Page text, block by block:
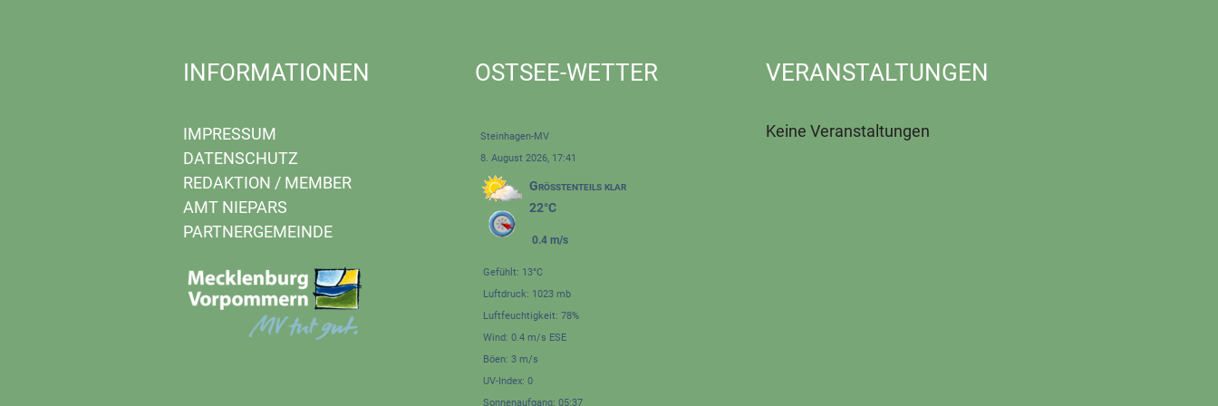
INFORMATIONEN
IMPRESSUM
DATENSCHUTZ
REDAKTION / MEMBER
AMT NIEPARS
PARTNERGEMEINDE
OSTSEE-WETTER
Steinhagen-MV
8. August 2026, 17:41
Größtenteils klar
22°C
0.4 m/s
Gefühlt: 13°C
Luftdruck: 1023 mb
Luftfeuchtigkeit: 78%
Wind: 0.4 m/s ESE
Böen: 3 m/s
UV-Index: 0
Sonnenaufgang: 05:37
VERANSTALTUNGEN
Keine Veranstaltungen